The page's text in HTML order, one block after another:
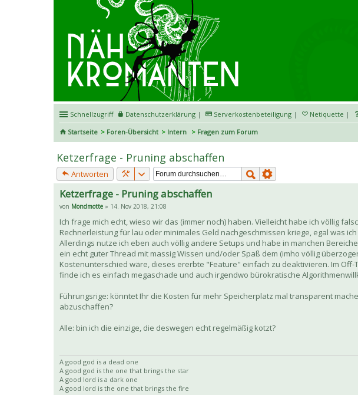
Schnellzugriff Datenschutzerklärung | Serverkostenbeteiligung | Netiquette |
Startseite
Foren-Übersicht Intern Fragen zum Forum
Ketzerfrage - Pruning abschaffen
Antworten
Ketzerfrage - Pruning abschaffen
von Mondmotte » 14. Nov 2018, 21:08
Ich frage mich echt, wieso wir das (immer noch) haben. Vielleicht habe ich völlig
Rechnerleistung für lau oder minimales Geld nachgeschmissen kriege, egal was
Allerdings nutze ich eben auch völlig andere Setups und habe in manchen
ein echt guter Thread mit massig Wissen und/oder Spaß dem (imho völlig
Kostenunterschied wäre, dieses ererbte "Feature" einfach zu deaktivieren. Im Off-
finde ich es einfach megaschade und auch irgendwo bürokratische
Führungsrige: könntet Ihr die Kosten für mehr Speicherplatz mal transparent
abzuschaffen?
Alle: bin ich die einzige, die deswegen echt regelmäßig kotzt?
A good god is a dead one
A good god is the one that brings the star
A good lord is a dark one
A good lord is the one that brings the fire